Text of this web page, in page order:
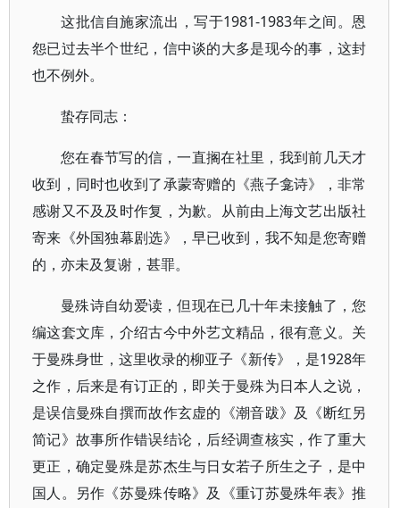
这批信自施家流出，写于1981-1983年之间。恩
怨已过去半个世纪，信中谈的大多是现今的事，这封
也不例外。
蛰存同志：
您在春节写的信，一直搁在社里，我到前几天才
收到，同时也收到了承蒙寄赠的《燕子龛诗》，非常
感谢又不及及时作复，为歉。从前由上海文艺出版社
寄来《外国独幕剧选》，早已收到，我不知是您寄赠
的，亦未及复谢，甚罪。
曼殊诗自幼爱读，但现在已几十年未接触了，您
编这套文库，介绍古今中外艺文精品，很有意义。关
于曼殊身世，这里收录的柳亚子《新传》，是1928年
之作，后来是有订正的，即关于曼殊为日本人之说，
是误信曼殊自撰而故作玄虚的《潮音跋》及《断红另
简记》故事所作错误结论，后经调查核实，作了重大
更正，确定曼殊是苏杰生与日女若子所生之子，是中
国人。另作《苏曼殊传略》及《重订苏曼殊年表》推